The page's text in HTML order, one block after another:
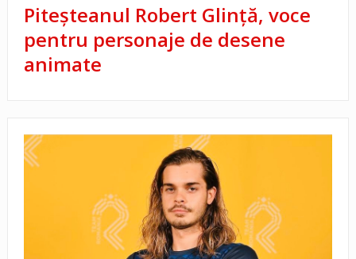
Piteșteanul Robert Glință, voce
pentru personaje de desene
animate